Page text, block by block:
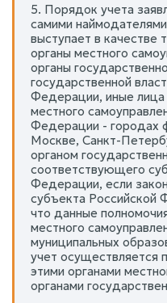
5. Порядок учета
самими
выступает в качестве
органы местного
органы
государственной
Федерации, иные лица
местного
Федерации - городах
Москве, Санкт-
органом
соответствующего
Федерации, если
субъекта Российской
что данные
местного
муниципальных
учет осуществляется
этими органами
органами